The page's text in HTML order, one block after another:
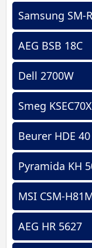
Samsung SM-
AEG BSB 18C
Dell 2700W
Smeg KSEC70X
Beurer HDE 40
Pyramida KH
MSI CSM-
AEG HR 5627